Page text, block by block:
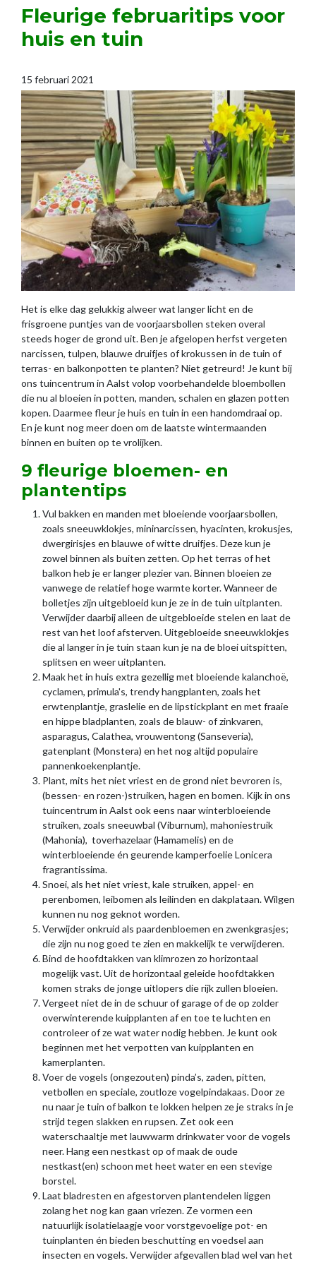
Fleurige februaritips voor
huis en tuin
15 februari 2021
Het is elke dag gelukkig alweer wat langer licht en de
frisgroene puntjes van de voorjaarsbollen steken overal
steeds hoger de grond uit. Ben je afgelopen herfst vergeten
narcissen, tulpen, blauwe druifjes of krokussen in de tuin of
terras- en balkonpotten te planten? Niet getreurd! Je kunt bij
ons tuincentrum in Aalst volop voorbehandelde bloembollen
die nu al bloeien in potten, manden, schalen en glazen potten
kopen. Daarmee fleur je huis en tuin in een handomdraai op.
En je kunt nog meer doen om de laatste wintermaanden
binnen en buiten op te vrolijken.
9 fleurige bloemen- en
plantentips
Vul bakken en manden met bloeiende voorjaarsbollen,
zoals sneeuwklokjes, mininarcissen, hyacinten, krokusjes,
dwergirisjes en blauwe of witte druifjes. Deze kun je
zowel binnen als buiten zetten. Op het terras of het
balkon heb je er langer plezier van. Binnen bloeien ze
vanwege de relatief hoge warmte korter. Wanneer de
bolletjes zijn uitgebloeid kun je ze in de tuin uitplanten.
Verwijder daarbij alleen de uitgebloeide stelen en laat de
rest van het loof afsterven. Uitgebloeide sneeuwklokjes
die al langer in je tuin staan kun je na de bloei uitspitten,
splitsen en weer uitplanten.
Maak het in huis extra gezellig met bloeiende kalanchoë,
cyclamen, primula's, trendy hangplanten, zoals het
erwtenplantje, graslelie en de lipstickplant en met fraaie
en hippe bladplanten, zoals de blauw- of zinkvaren,
asparagus, Calathea, vrouwentong (Sanseveria),
gatenplant (Monstera) en het nog altijd populaire
pannenkoekenplantje.
Plant, mits het niet vriest en de grond niet bevroren is,
(bessen- en rozen-)struiken, hagen en bomen. Kijk in ons
tuincentrum in Aalst ook eens naar winterbloeiende
struiken, zoals sneeuwbal (Viburnum), mahoniestruik
(Mahonia), toverhazelaar (Hamamelis) en de
winterbloeiende én geurende kamperfoelie Lonicera
fragrantissima.
Snoei, als het niet vriest, kale struiken, appel- en
perenbomen, leibomen als leilinden en dakplataan. Wilgen
kunnen nu nog geknot worden.
Verwijder onkruid als paardenbloemen en zwenkgrasjes;
die zijn nu nog goed te zien en makkelijk te verwijderen.
Bind de hoofdtakken van klimrozen zo horizontaal
mogelijk vast. Uit de horizontaal geleide hoofdtakken
komen straks de jonge uitlopers die rijk zullen bloeien.
Vergeet niet de in de schuur of garage of de op zolder
overwinterende kuipplanten af en toe te luchten en
controleer of ze wat water nodig hebben. Je kunt ook
beginnen met het verpotten van kuipplanten en
kamerplanten.
Voer de vogels (ongezouten) pinda’s, zaden, pitten,
vetbollen en speciale, zoutloze vogelpindakaas. Door ze
nu naar je tuin of balkon te lokken helpen ze je straks in je
strijd tegen slakken en rupsen. Zet ook een
waterschaaltje met lauwwarm drinkwater voor de vogels
neer. Hang een nestkast op of maak de oude
nestkast(en) schoon met heet water en een stevige
borstel.
Laat bladresten en afgestorven plantendelen liggen
zolang het nog kan gaan vriezen. Ze vormen een
natuurlijk isolatielaagje voor vorstgevoelige pot- en
tuinplanten én bieden beschutting en voedsel aan
insecten en vogels. Verwijder afgevallen blad wel van het